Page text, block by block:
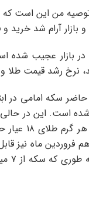
من این است که
آرام شد خرید
بازار عجیب شده
نرخ رشد قیمت
گذاری شده است.
فروردین ماه نیز